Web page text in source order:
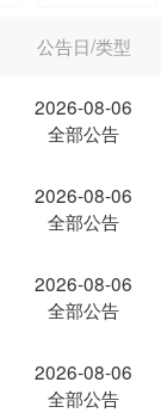
公告日/类型
2026-08-06
全部公告
2026-08-06
全部公告
2026-08-06
全部公告
2026-08-06
全部公告